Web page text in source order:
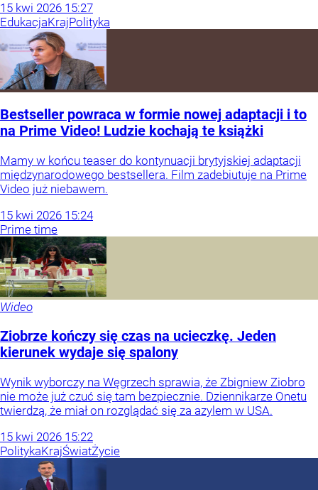
15 kwi 2026 15:27
EdukacjaKrajPolityka
Bestseller powraca w formie nowej adaptacji i to
na Prime Video! Ludzie kochają te książki
Mamy w końcu teaser do kontynuacji brytyjskiej adaptacji
międzynarodowego bestsellera. Film zadebiutuje na Prime
Video już niebawem.
15 kwi 2026 15:24
Prime time
Wideo
Ziobrze kończy się czas na ucieczkę. Jeden
kierunek wydaje się spalony
Wynik wyborczy na Węgrzech sprawia, że Zbigniew Ziobro
nie może już czuć się tam bezpiecznie. Dziennikarze Onetu
twierdzą, że miał on rozglądać się za azylem w USA.
15 kwi 2026 15:22
PolitykaKrajŚwiatŻycie